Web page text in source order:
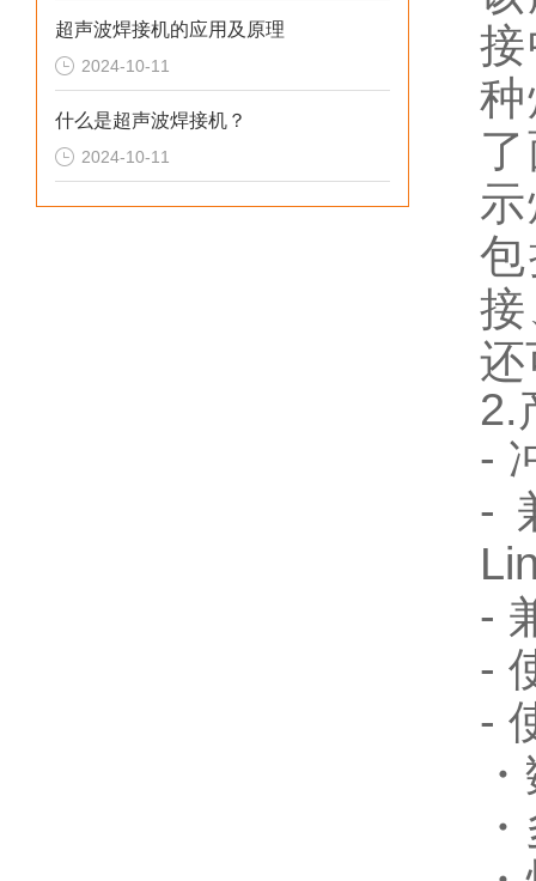
超声波焊接机的应用及原理
2024-10-11
什么是超声波焊接机？
2024-10-11
还
2.
-
-
-
-
-